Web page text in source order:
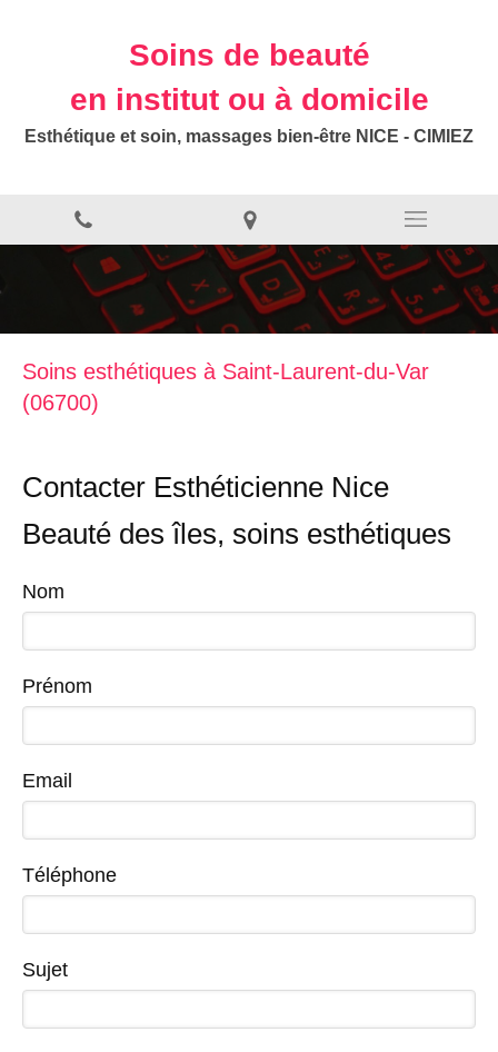
Soins de beauté
en institut ou à domicile
Esthétique et soin, massages bien-être NICE - CIMIEZ
Soins esthétiques à Saint-Laurent-du-Var
(06700)
Contacter Esthéticienne Nice
Beauté des îles, soins esthétiques
Nom
Prénom
Email
Téléphone
Sujet